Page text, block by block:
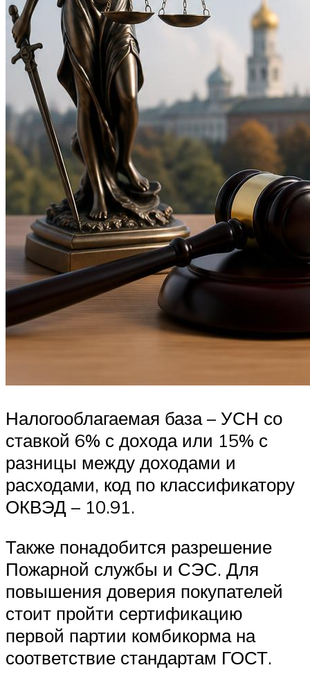
Налогооблагаемая база – УСН со
ставкой 6% с дохода или 15% с
разницы между доходами и
расходами, код по классификатору
ОКВЭД – 10.91.
Также понадобится разрешение
Пожарной службы и СЭС. Для
повышения доверия покупателей
стоит пройти сертификацию
первой партии комбикорма на
соответствие стандартам ГОСТ.